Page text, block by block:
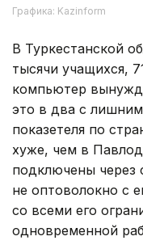
Графика: Kazinform
В Туркестанской
тысячи учащихся,
компьютер
это в два с
показетеля по
хуже, чем в
подключены через
не оптоволокно с
со всеми его
одновременной